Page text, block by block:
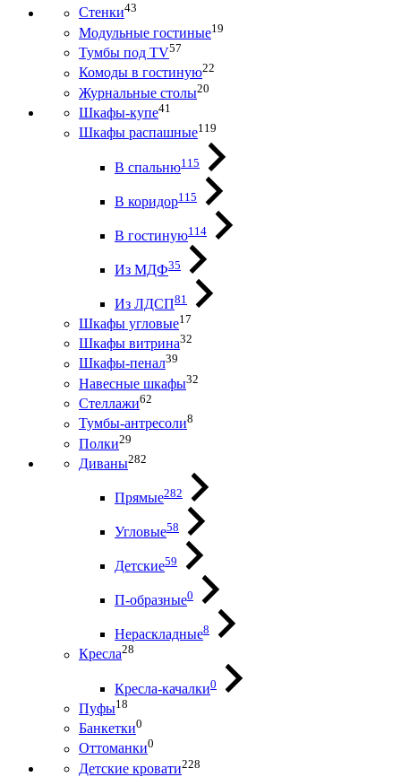
Стенки43
Модульные гостиные19
Тумбы под ТV57
Комоды в гостиную22
Журнальные столы20
Шкафы-купе41
Шкафы распашные119
В спальню115
В коридор115
В гостиную114
Из МДФ35
Из ЛДСП81
Шкафы угловые17
Шкафы витрина32
Шкафы-пенал39
Навесные шкафы32
Стеллажи62
Тумбы-антресоли8
Полки29
Диваны282
Прямые282
Угловые58
Детские59
П-образные0
Нераскладные8
Кресла28
Кресла-качалки0
Пуфы18
Банкетки0
Оттоманки0
Детские кровати228